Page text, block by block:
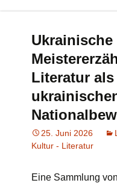
Ukrainische
Literatur als
25. Juni 2026
Kultur - Literatur
Eine Sammlung